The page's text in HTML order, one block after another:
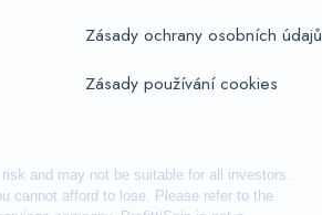
Zásady ochrany osobních údajů
Zásady používání cookies